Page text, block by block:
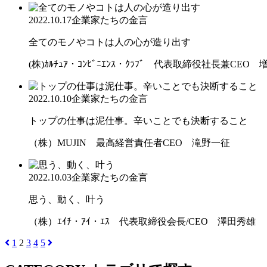
2022.10.17企業家たちの金言
全てのモノやコトは人の心が造り出す
(株)ｶﾙﾁｭｱ・ｺﾝﾋﾞﾆｴﾝｽ・ｸﾗﾌﾞ 代表取締役社長兼CEO
2022.10.10企業家たちの金言
トップの仕事は泥仕事。辛いことでも決断すること
（株）MUJIN 最高経営責任者CEO 滝野一征
2022.10.03企業家たちの金言
思う、動く、叶う
（株）ｴｲﾁ・ｱｲ・ｴｽ 代表取締役会長/CEO 澤田秀雄
1 2 3 4 5